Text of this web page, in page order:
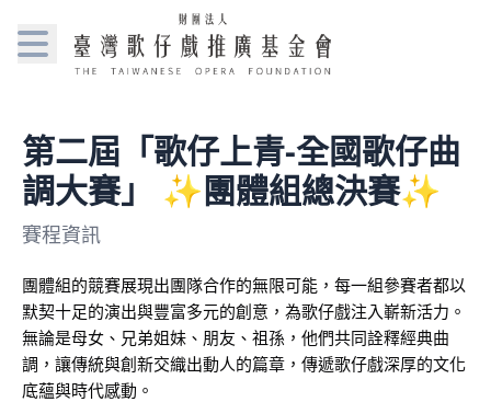
第二屆「歌仔上青-全國歌仔曲
調大賽」 ✨團體組總決賽✨
賽程資訊
團體組的競賽展現出團隊合作的無限可能，每一組參賽者都以
默契十足的演出與豐富多元的創意，為歌仔戲注入嶄新活力。
無論是母女、兄弟姐妹、朋友、祖孫，他們共同詮釋經典曲
調，讓傳統與創新交織出動人的篇章，傳遞歌仔戲深厚的文化
底蘊與時代感動。